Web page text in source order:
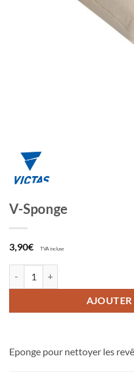
V-Sponge
3,90€ TVA incluse
Eponge pour nettoyer les